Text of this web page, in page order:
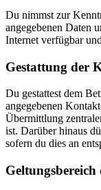
Du nimmst zur
angegebenen Daten
Internet verfügbar
Gestattung der
Du gestattest dem
angegebenen
Übermittlung
ist. Darüber hinaus
sofern du dies an